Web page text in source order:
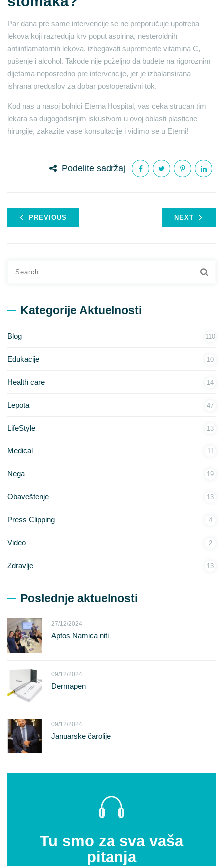
Par dana pre same intervencije se ne preporučuje upotreba
lekova koji razređuju krv poput aspirina, nesteroidnih
antiinflamatornih lekova, izbegavati supremente vitamina C,
pušenje i alcohol. Takođe nije poželjno da budete na rigoroznim
dijetama neposredno pre intervencije, jer je izbalansirana
ishrana preduslov za dobar postoperativni tok.
Kod nas u nasoj bolnici Eterna Hospital, vas ceka strucan tim
lekara sa dugogodisnjim iskustvom u ovoj oblasti plasticne
hirurgije, zakazite vase konsultacije i vidimo se u Eterni!
Podelite sadržaj
PREVIOUS NEXT
Kategorije Aktuelnosti
Blog 110
Edukacije 10
Health care 14
Lepota 47
LifeStyle 13
Medical 11
Nega 19
Obaveštenje 13
Press Clipping 4
Video 2
Zdravlje 13
Poslednje aktuelnosti
27/12/2024
Aptos Namica niti
09/12/2024
Dermapen
09/12/2024
Januarske čarolije
Tu smo za sva vaša
pitanja